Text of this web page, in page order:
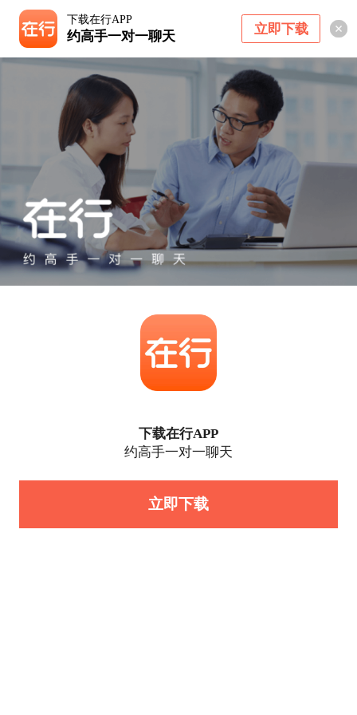
下载在行APP
约高手一对一聊天 立即下载
下载在行APP
约高手一对一聊天
立即下载